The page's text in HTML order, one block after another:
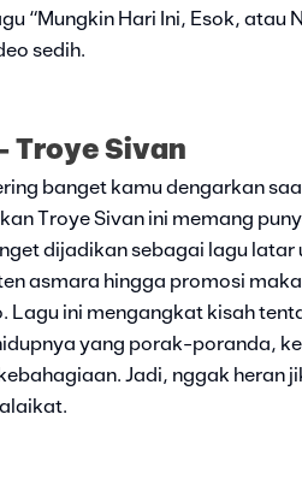
“Mungkin Hari Ini, Esok, atau
sedih.
Troye Sivan
banget kamu dengarkan
Troye Sivan ini memang
dijadikan sebagai lagu
asmara hingga promosi
Lagu ini mengangkat kisah
yang porak-poranda,
Jadi, nggak heran